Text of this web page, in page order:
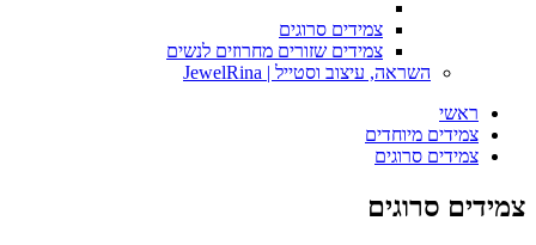
צמידים סרוגים
צמידים שזורים מחרוזים לנשים
השראה, עיצוב וסטייל | JewelRina
ראשי
צמידים מיוחדים
צמידים סרוגים
צמידים סרוגים